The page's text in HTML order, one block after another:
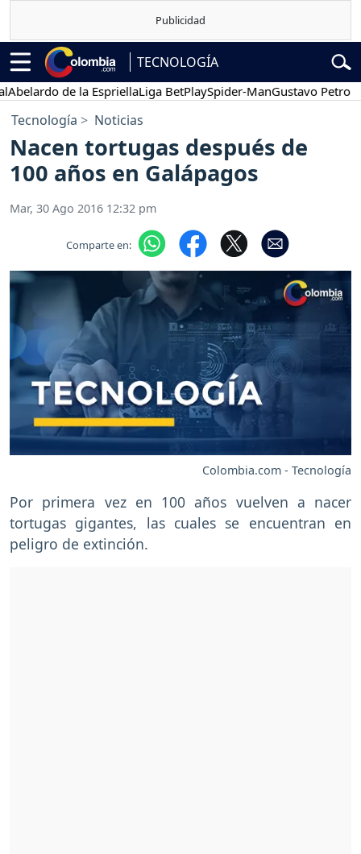
TECNOLOGÍA
de la EspriellaLiga BetPlaySpider-ManGustavo Petro
Tecnología Noticias
Nacen tortugas después de
100 años en Galápagos
Mar, 30 Ago 2016 12:32 pm
Comparte en:
Colombia.com - Tecnología
Por primera vez en 100 años vuelven a nacer
tortugas gigantes, las cuales se encuentran en
peligro de extinción.